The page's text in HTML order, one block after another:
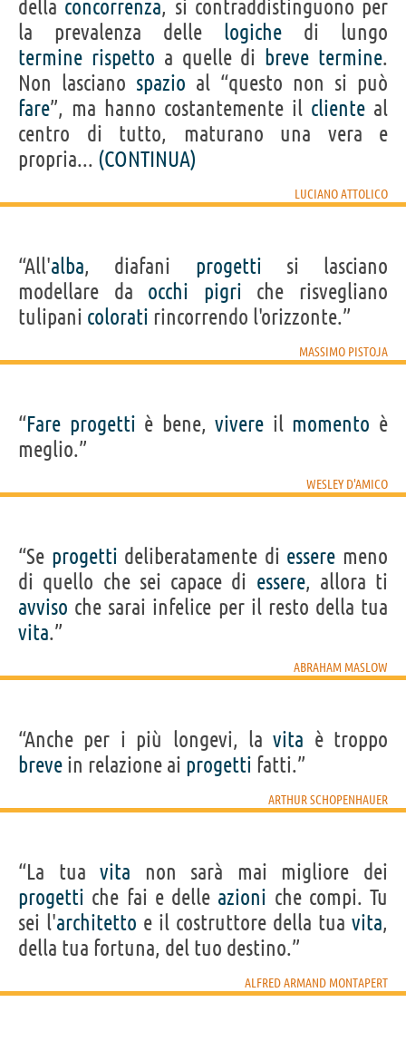
della concorrenza, si contraddistinguono per
la prevalenza delle logiche di lungo
termine rispetto a quelle di breve termine.
Non lasciano spazio al “questo non si può
fare”, ma hanno costantemente il cliente al
centro di tutto, maturano una vera e
propria... (CONTINUA)
LUCIANO ATTOLICO
“All'alba, diafani progetti si lasciano
modellare da occhi pigri che risvegliano
tulipani colorati rincorrendo l'orizzonte.”
MASSIMO PISTOJA
“Fare progetti è bene,vivere il momento è
meglio.”
WESLEY D'AMICO
“Se progetti deliberatamente di essere meno
di quello che sei capace di essere, allora ti
avviso che sarai infelice per il resto della tua
vita.”
ABRAHAM MASLOW
“Anche per i più longevi, lavita è troppo
breve in relazione ai progetti fatti.”
ARTHUR SCHOPENHAUER
“La tuavita non sarà mai migliore dei
progetti che fai e delle azioni che compi. Tu
sei l'architetto e il costruttore della tua vita,
della tua fortuna, del tuo destino.”
ALFRED ARMAND MONTAPERT